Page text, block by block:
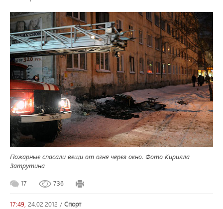
Пожарные спасали вещи от огня через окно. Фото Кирилла
Затрутина
17 736
17:49, 24.02.2012 / спорт